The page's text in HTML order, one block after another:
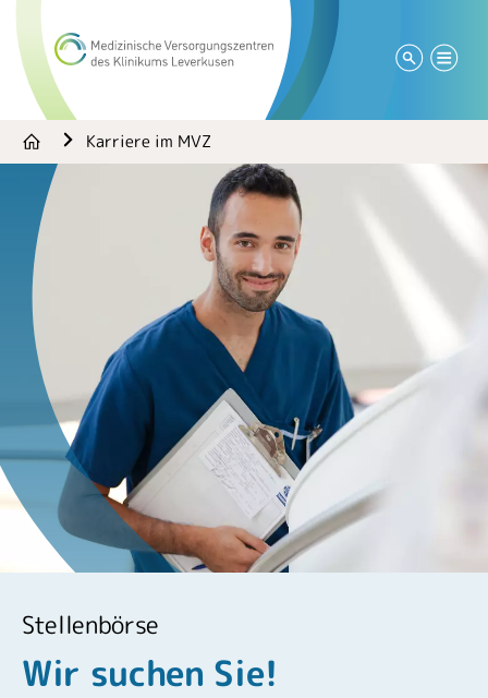
Karriere im MVZ
Stellenbörse
Wir suchen Sie!